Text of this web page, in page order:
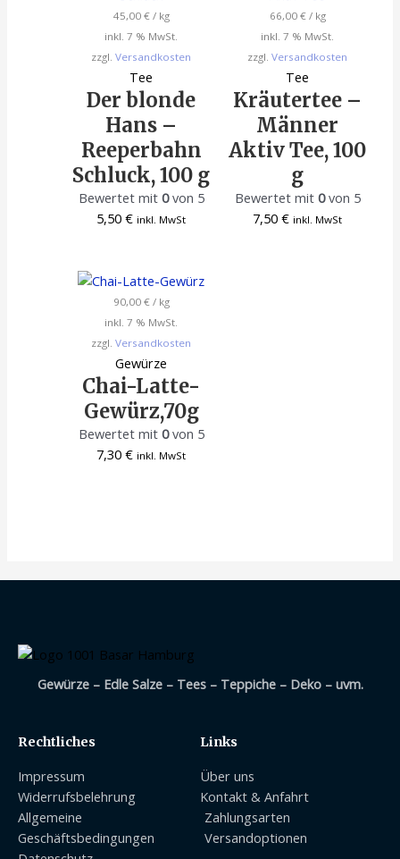
45,00 €/ kg
inkl. 7 % MwSt.
zzgl.Versandkosten
Tee
Der blonde
Hans –
Reeperbahn
Schluck, 100 g
Bewertet mit 0von 5
5,50€ inkl. MwSt
66,00 €/ kg
inkl. 7 % MwSt.
zzgl.Versandkosten
Tee
Kräutertee –
Männer
Aktiv Tee, 100
g
Bewertet mit 0von 5
7,50€ inkl. MwSt
90,00 €/ kg
inkl. 7 % MwSt.
zzgl.Versandkosten
Gewürze
Chai-Latte-
Gewürz,70g
Bewertet mit 0von 5
7,30€ inkl. MwSt
Gewürze – Edle Salze – Tees – Teppiche – Deko – uvm.
Rechtliches
Impressum
Widerrufsbelehrung
Allgemeine
Geschäftsbedingungen
Links
Über uns
Kontakt & Anfahrt
Zahlungsarten
Versandoptionen